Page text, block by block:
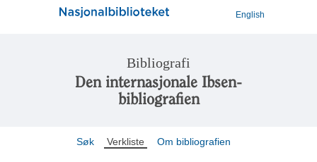
English
Bibliografi
Den internasjonale Ibsen-
bibliografien
Søk Verkliste Om bibliografien